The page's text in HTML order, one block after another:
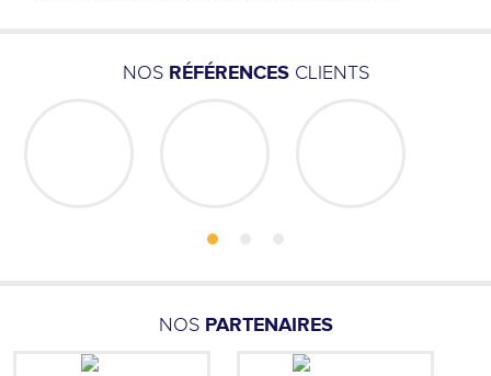
NOS RÉFÉRENCESCLIENTS
NOS PARTENAIRES